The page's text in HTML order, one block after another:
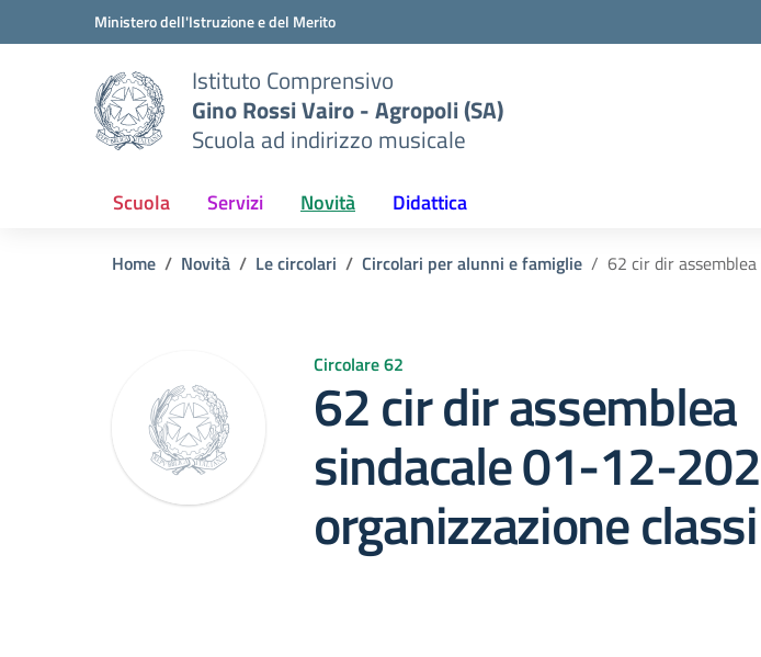
Vai ai contenuti
Vai al menu di navigazioneMinistero dell'Istruzione e del Merito
Istituto Comprensivo
Gino Rossi Vairo - Agropoli (SA)
Scuola ad indirizzo musicale
Scuola Servizi Novità Didattica
Home Novità Le circolari Circolari per alunni e famiglie 62 cir dir
Circolare 62
62 cir dir assemblea
sindacale 01-12-
organizzazione classi